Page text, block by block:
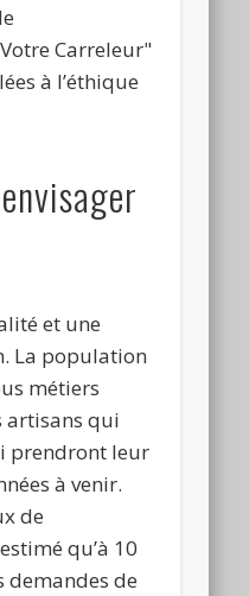
Carreleur"
à l’éthique
et une
La population
métiers
artisans qui
prendront leur
à venir.
de
qu’à 10
demandes de